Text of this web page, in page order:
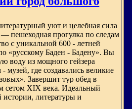
уют и целебная сила
пешеходная прогулка по следам
с уникальной 600 - летней
«русскому Баден - Бадену». Вы
воду из мощного гейзера
музей, где создавались великие
Завершит тур обед в
сетом XIX века. Идеальный
литературы и